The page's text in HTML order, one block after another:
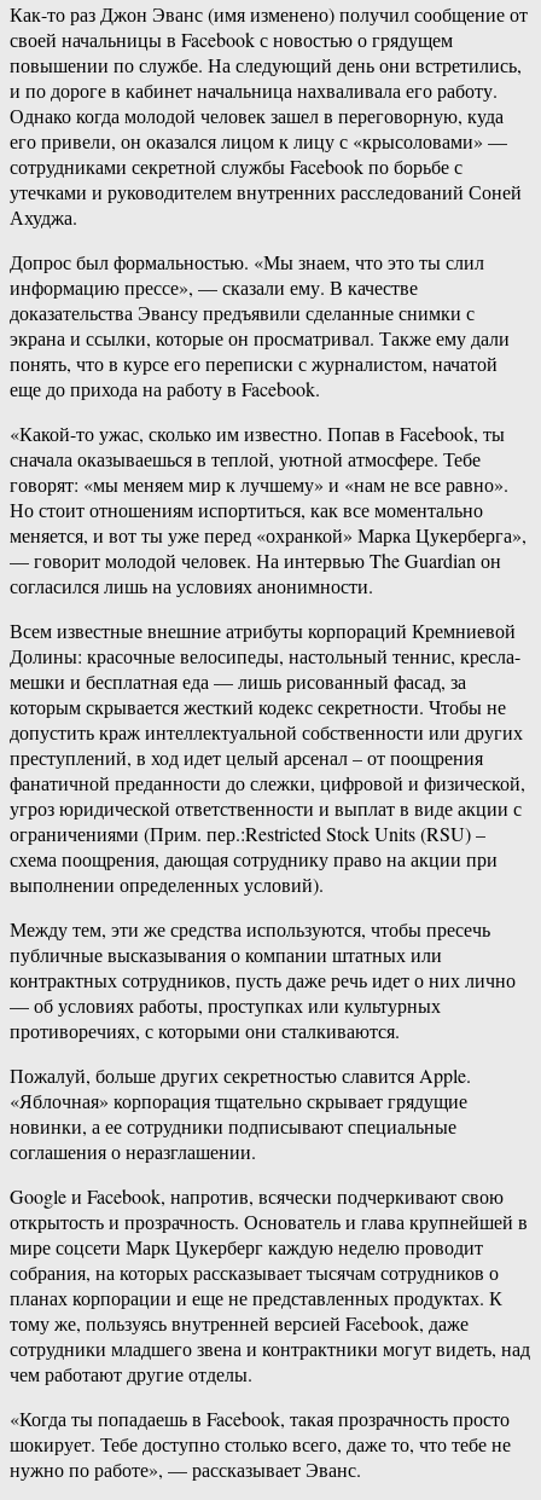
Как-то раз Джон Эванс (имя изменено) получил сообщение от
своей начальницы в Facebook с новостью о грядущем
повышении по службе. На следующий день они встретились,
и по дороге в кабинет начальница нахваливала его работу.
Однако когда молодой человек зашел в переговорную, куда
его привели, он оказался лицом к лицу с «крысоловами» —
сотрудниками секретной службы Facebook по борьбе с
утечками и руководителем внутренних расследований Соней
Ахуджа.
Допрос был формальностью. «Мы знаем, что это ты слил
информацию прессе», — сказали ему. В качестве
доказательства Эвансу предъявили сделанные снимки с
экрана и ссылки, которые он просматривал. Также ему дали
понять, что в курсе его переписки с журналистом, начатой
еще до прихода на работу в Facebook.
«Какой-то ужас, сколько им известно. Попав в Facebook, ты
сначала оказываешься в теплой, уютной атмосфере. Тебе
говорят: «мы меняем мир к лучшему» и «нам не все равно».
Но стоит отношениям испортиться, как все моментально
меняется, и вот ты уже перед «охранкой» Марка Цукерберга»,
— говорит молодой человек. На интервью The Guardian он
согласился лишь на условиях анонимности.
Всем известные внешние атрибуты корпораций Кремниевой
Долины: красочные велосипеды, настольный теннис, кресла-
мешки и бесплатная еда — лишь рисованный фасад, за
которым скрывается жесткий кодекс секретности. Чтобы не
допустить краж интеллектуальной собственности или других
преступлений, в ход идет целый арсенал – от поощрения
фанатичной преданности до слежки, цифровой и физической,
угроз юридической ответственности и выплат в виде акции с
ограничениями (Прим. пер.:Restricted Stock Units (RSU) –
схема поощрения, дающая сотруднику право на акции при
выполнении определенных условий).
Между тем, эти же средства используются, чтобы пресечь
публичные высказывания о компании штатных или
контрактных сотрудников, пусть даже речь идет о них лично
— об условиях работы, проступках или культурных
противоречиях, с которыми они сталкиваются.
Пожалуй, больше других секретностью славится Apple.
«Яблочная» корпорация тщательно скрывает грядущие
новинки, а ее сотрудники подписывают специальные
соглашения о неразглашении.
Google и Facebook, напротив, всячески подчеркивают свою
открытость и прозрачность. Основатель и глава крупнейшей в
мире соцсети Марк Цукерберг каждую неделю проводит
собрания, на которых рассказывает тысячам сотрудников о
планах корпорации и еще не представленных продуктах. К
тому же, пользуясь внутренней версией Facebook, даже
сотрудники младшего звена и контрактники могут видеть, над
чем работают другие отделы.
«Когда ты попадаешь в Facebook, такая прозрачность просто
шокирует. Тебе доступно столько всего, даже то, что тебе не
нужно по работе», — рассказывает Эванс.